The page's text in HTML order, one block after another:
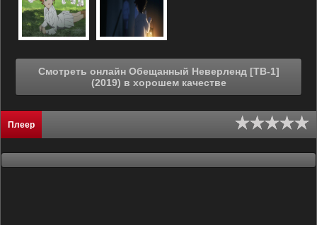
Смотреть онлайн Обещанный Неверленд [ТВ-1]
(2019) в хорошем качестве
Плеер